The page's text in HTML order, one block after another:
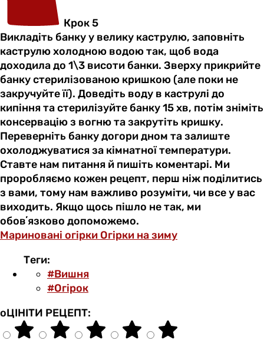
Крок 5
Викладіть банку у велику каструлю, заповніть
каструлю холодною водою так, щоб вода
доходила до 1\3 висоти банки. Зверху прикрийте
банку стерилізованою кришкою (але поки не
закручуйте її). Доведіть воду в каструлі до
кипіння та стерилізуйте банку 15 хв, потім зніміть
консервацію з вогню та закрутіть кришку.
Переверніть банку догори дном та залиште
охолоджуватися за кімнатної температури.
Ставте нам питання й пишіть коментарі. Ми
проробляємо кожен рецепт, перш ніж поділитись
з вами, тому нам важливо розуміти, чи все у вас
виходить. Якщо щось пішло не так, ми
обовʼязково допоможемо.
Мариновані огірки Огірки на зиму
Теги:
#Вишня
#Огірок
оЦІНІТИ РЕЦЕПТ: